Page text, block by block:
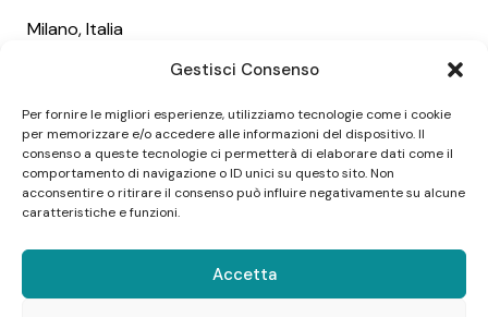
Gestisci Consenso
Per fornire le migliori esperienze, utilizziamo tecnologie come i cookie
per memorizzare e/o accedere alle informazioni del dispositivo. Il
consenso a queste tecnologie ci permetterà di elaborare dati come il
comportamento di navigazione o ID unici su questo sito. Non
acconsentire o ritirare il consenso può influire negativamente su alcune
caratteristiche e funzioni.
Accetta
Milano, Italia
Chi sono
Servizi
Wedding
Social